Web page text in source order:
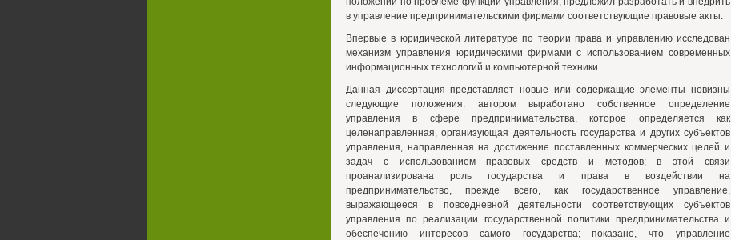
в управление предпринимательскими фирмами соответствующие правовые акты.
Впервые в юридической литературе по теории права и управлению исследован
механизм управления юридическими фирмами с использованием современных
информационных технологий и компьютерной техники.
Данная диссертация представляет новые или содержащие элементы новизны
следующие положения: автором выработано собственное определение
управления в сфере предпринимательства, которое определяется как
целенаправленная, организующая деятельность государства и других субъектов
управления, направленная на достижение поставленных коммерческих целей и
задач с использованием правовых средств и методов; в этой связи
проанализирована роль государства и права в воздействии на
предпринимательство, прежде всего, как государственное управление,
выражающееся в повседневной деятельности соответствующих субъектов
управления по реализации государственной политики предпринимательства и
обеспечению интересов самого государства; показано, что управление